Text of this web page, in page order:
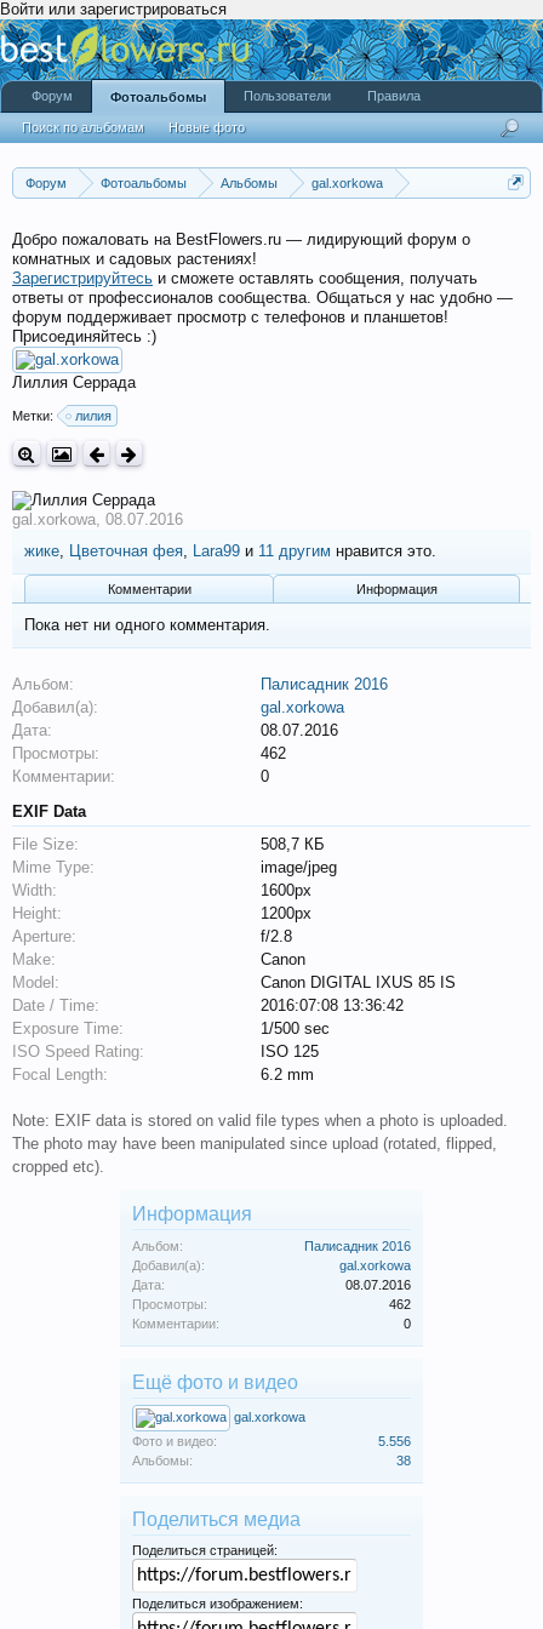
Войти или зарегистрироваться
Форум Фотоальбомы Альбомы
gal.xorkowa
Добро пожаловать на BestFlowers.ru — лидирующий форум о
комнатных и садовых растениях!
Зарегистрируйтесь и сможете оставлять сообщения, получать
ответы от профессионалов сообщества. Общаться у нас удобно —
форум поддерживает просмотр с телефонов и планшетов!
Присоединяйтесь :)
Лиллия Серрада
Метки: лилия
gal.xorkowa, 08.07.2016
жике, Цветочная фея, Lara99 и 11 другим нравится это.
Комментарии Информация
Пока нет ни одного комментария.
Альбом:
Палисадник 2016
Добавил(а):
gal.xorkowa
Дата:
08.07.2016
Просмотры:
462
Комментарии:
0
EXIF Data
File Size:
508,7 КБ
Mime Type:
image/jpeg
Width:
1600px
Height:
1200px
Aperture:
f/2.8
Make:
Canon
Model:
Canon DIGITAL IXUS 85 IS
Date / Time:
2016:07:08 13:36:42
Exposure Time:
1/500 sec
ISO Speed Rating:
ISO 125
Focal Length:
6.2 mm
Note: EXIF data is stored on valid file types when a photo is uploaded.
The photo may have been manipulated since upload (rotated, flipped,
cropped etc).
Информация
Альбом:
Палисадник 2016
Добавил(а):
gal.xorkowa
Дата:
08.07.2016
Просмотры:
462
Комментарии:
0
Ещё фото и видео
gal.xorkowa
Фото и видео:
5.556
Альбомы:
38
Поделиться медиа
Поделиться страницей:
Поделиться изображением:
Форум Фотоальбомы
Поиск по альбомам Новые фото
Пользователи Правила